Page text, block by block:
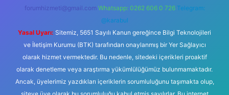
forumhizmeti@gmail.com Whatsapp: 0262 606 0 726 Telegram:
@karabul
Yasal Uyarı: Sitemiz, 5651 Sayılı Kanun gereğince Bilgi Teknolojileri
ve İletişim Kurumu (BTK) tarafından onaylanmış bir Yer Sağlayıcı
olarak hizmet vermektedir. Bu nedenle, sitedeki içerikleri proaktif
olarak denetleme veya araştırma yükümlülüğümüz bulunmamaktadır.
Ancak, üyelerimiz yazdıkları içeriklerin sorumluluğunu taşımakta olup,